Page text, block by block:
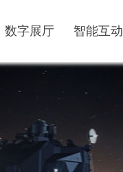
数字展厅 智能互动